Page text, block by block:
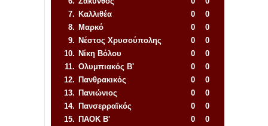
7. Καλλιθέα 0
0
8. Μαρκό 0
0
9. Νέστος Χρυσούπολης 0
0
10. Νίκη Βόλου 0
0
11. Ολυμπιακός Β' 0
0
12. Πανθρακικός 0
0
13. Πανιώνιος 0
0
14. Πανσερραϊκός 0
0
15. ΠΑΟΚ Β' 0
0